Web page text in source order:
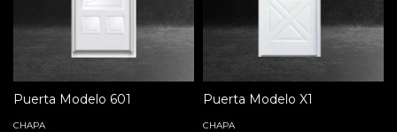
Puerta Modelo 601
CHAPA
Puerta Modelo X1
CHAPA